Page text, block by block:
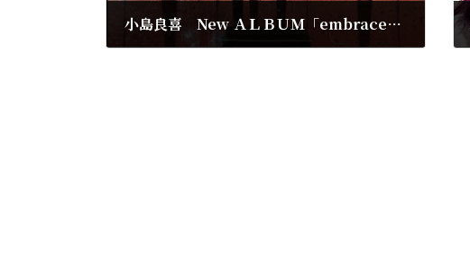
小島良喜 New ＡＬＢＵＭ「embrace」Release Live